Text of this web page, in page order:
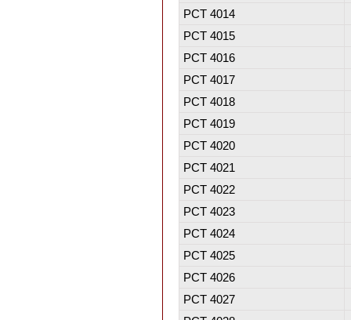
PCT 4014
PCT 4015
PCT 4016
PCT 4017
PCT 4018
PCT 4019
PCT 4020
PCT 4021
PCT 4022
PCT 4023
PCT 4024
PCT 4025
PCT 4026
PCT 4027